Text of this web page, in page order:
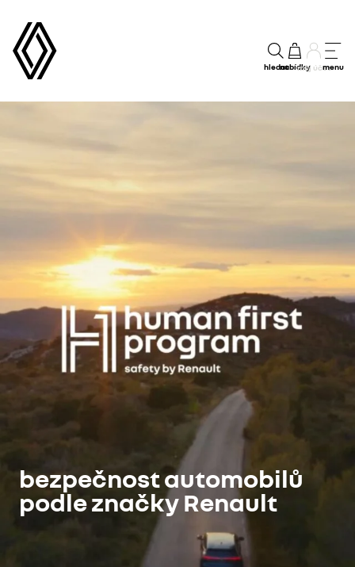
hledatnabídkymůj účetmenu
bezpečnost automobilů
podle značky Renault